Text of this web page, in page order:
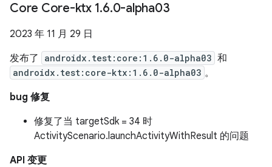
Core Core-ktx 1.6.0-alpha03
2023 年 11 月 29 日
发布了
androidx.test:core:1.6.0-alpha03 和
androidx.test:core-ktx:1.6.0-alpha03 。
bug 修复
修复了当 targetSdk = 34 时
ActivityScenario.launchActivityWithResult 的问题
API 变更